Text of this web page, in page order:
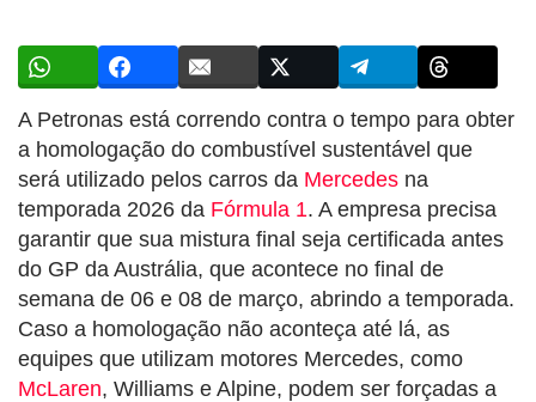
A Petronas está correndo contra o tempo para obter
a homologação do combustível sustentável que
será utilizado pelos carros da Mercedes na
temporada 2026 da Fórmula 1. A empresa precisa
garantir que sua mistura final seja certificada antes
do GP da Austrália, que acontece no final de
semana de 06 e 08 de março, abrindo a temporada.
Caso a homologação não aconteça até lá, as
equipes que utilizam motores Mercedes, como
McLaren, Williams e Alpine, podem ser forçadas a